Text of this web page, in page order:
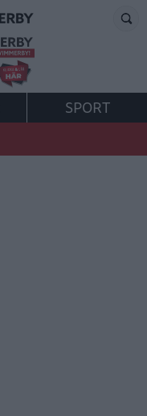
SPORT